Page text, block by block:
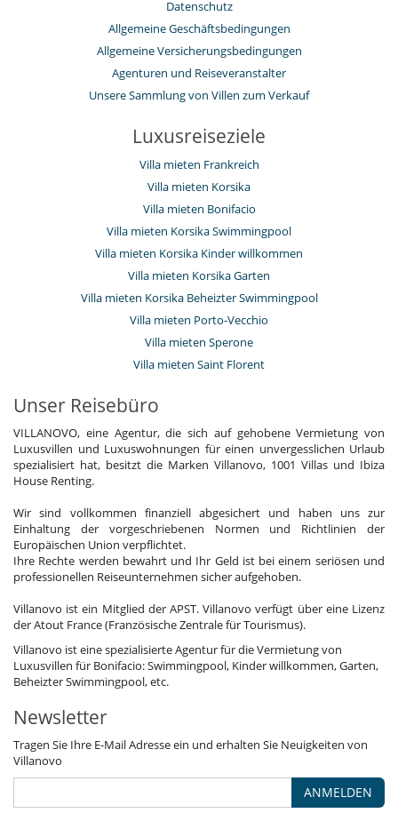
Datenschutz
Allgemeine Geschäftsbedingungen
Allgemeine Versicherungsbedingungen
Agenturen und Reiseveranstalter
Unsere Sammlung von Villen zum Verkauf
Luxusreiseziele
Villa mieten Frankreich
Villa mieten Korsika
Villa mieten Bonifacio
Villa mieten Korsika Swimmingpool
Villa mieten Korsika Kinder willkommen
Villa mieten Korsika Garten
Villa mieten Korsika Beheizter Swimmingpool
Villa mieten Porto-Vecchio
Villa mieten Sperone
Villa mieten Saint Florent
Unser Reisebüro
VILLANOVO, eine Agentur, die sich auf gehobene Vermietung von
Luxusvillen und Luxuswohnungen für einen unvergesslichen Urlaub
spezialisiert hat, besitzt die Marken Villanovo, 1001 Villas und Ibiza
House Renting.
Wir sind vollkommen finanziell abgesichert und haben uns zur
Einhaltung der vorgeschriebenen Normen und Richtlinien der
Europäischen Union verpflichtet.
Ihre Rechte werden bewahrt und Ihr Geld ist bei einem seriösen und
professionellen Reiseunternehmen sicher aufgehoben.
Villanovo ist ein Mitglied der APST. Villanovo verfügt über eine Lizenz
der Atout France (Französische Zentrale für Tourismus).
Villanovo ist eine spezialisierte Agentur für die Vermietung von
Luxusvillen für Bonifacio: Swimmingpool, Kinder willkommen, Garten,
Beheizter Swimmingpool, etc.
Newsletter
Tragen Sie Ihre E-Mail Adresse ein und erhalten Sie Neuigkeiten von
Villanovo
ANMELDEN